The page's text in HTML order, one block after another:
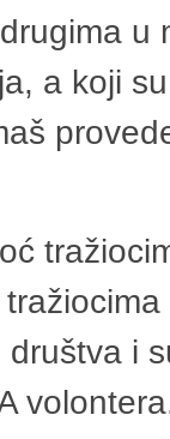
a koji
i